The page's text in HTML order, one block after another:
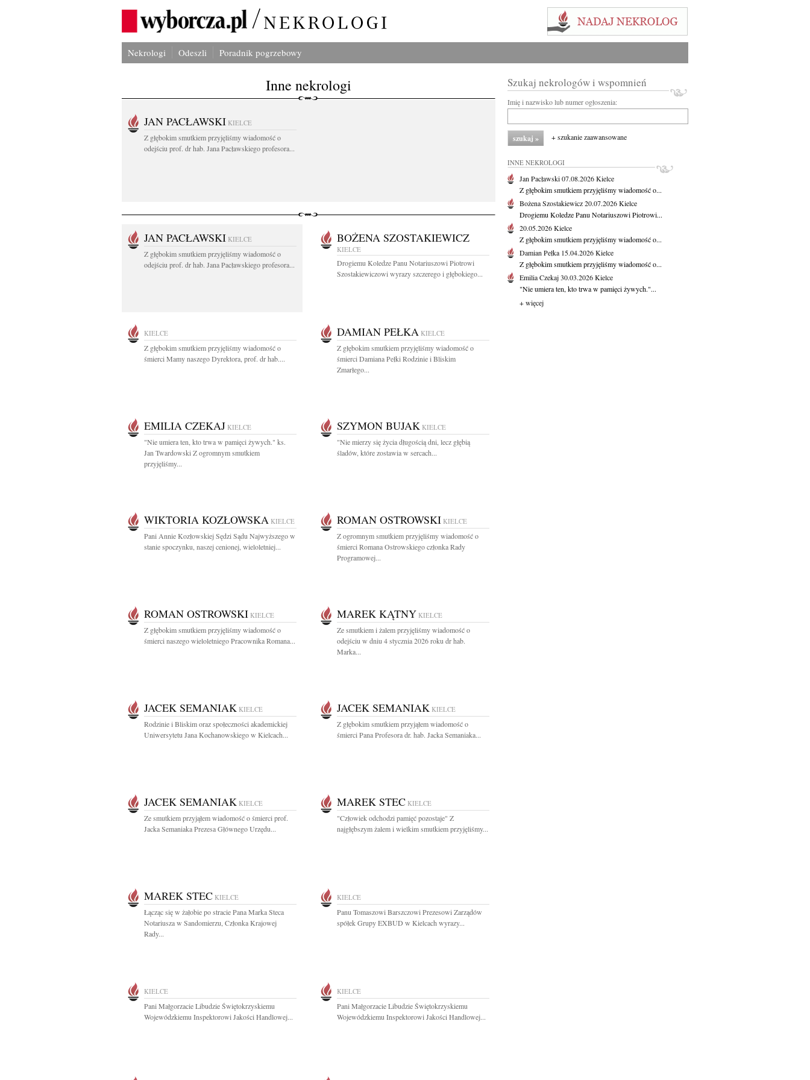
Nekrologi Odeszli Poradnik pogrzebowy
Inne nekrologi
JAN PACŁAWSKI KIELCE
Z głębokim smutkiem przyjęliśmy wiadomość o
odejściu prof. dr hab. Jana Pacławskiego profesora...
JAN PACŁAWSKI KIELCE
Z głębokim smutkiem przyjęliśmy wiadomość o
odejściu prof. dr hab. Jana Pacławskiego profesora...
BOŻENA SZOSTAKIEWICZ
KIELCE
Drogiemu Koledze Panu Notariuszowi Piotrowi
Szostakiewiczowi wyrazy szczerego i głębokiego...
KIELCE
Z głębokim smutkiem przyjęliśmy wiadomość o
śmierci Mamy naszego Dyrektora, prof. dr hab....
DAMIAN PEŁKA KIELCE
Z głębokim smutkiem przyjęliśmy wiadomość o
śmierci Damiana Pełki Rodzinie i Bliskim
Zmarłego...
EMILIA CZEKAJ KIELCE
"Nie umiera ten, kto trwa w pamięci żywych." ks.
Jan Twardowski Z ogromnym smutkiem
przyjęliśmy...
SZYMON BUJAK KIELCE
"Nie mierzy się życia długością dni, lecz głębią
śladów, które zostawia w sercach...
WIKTORIA KOZŁOWSKA KIELCE
Pani Annie Kozłowskiej Sędzi Sądu Najwyższego w
stanie spoczynku, naszej cenionej, wieloletniej...
ROMAN OSTROWSKI KIELCE
Z ogromnym smutkiem przyjęliśmy wiadomość o
śmierci Romana Ostrowskiego członka Rady
Programowej...
ROMAN OSTROWSKI KIELCE
Z głębokim smutkiem przyjęliśmy wiadomość o
śmierci naszego wieloletniego Pracownika Romana...
MAREK KĄTNY KIELCE
Ze smutkiem i żalem przyjęliśmy wiadomość o
odejściu w dniu 4 stycznia 2026 roku dr hab.
Marka...
JACEK SEMANIAK KIELCE
Rodzinie i Bliskim oraz społeczności akademickiej
Uniwersytetu Jana Kochanowskiego w Kielcach...
JACEK SEMANIAK KIELCE
Z głębokim smutkiem przyjąłem wiadomość o
śmierci Pana Profesora dr. hab. Jacka Semaniaka...
JACEK SEMANIAK KIELCE
Ze smutkiem przyjąłem wiadomość o śmierci prof.
Jacka Semaniaka Prezesa Głównego Urzędu...
MAREK STEC KIELCE
"Człowiek odchodzi pamięć pozostaje" Z
najgłębszym żalem i wielkim smutkiem przyjęliśmy...
MAREK STEC KIELCE
Łącząc się w żałobie po stracie Pana Marka Steca
Notariusza w Sandomierzu, Członka Krajowej
Rady...
KIELCE
Panu Tomaszowi Barszczowi Prezesowi Zarządów
spółek Grupy EXBUD w Kielcach wyrazy...
KIELCE
Pani Małgorzacie Libudzie Świętokrzyskiemu
Wojewódzkiemu Inspektorowi Jakości Handlowej...
KIELCE
Pani Małgorzacie Libudzie Świętokrzyskiemu
Wojewódzkiemu Inspektorowi Jakości Handlowej...
Szukaj nekrologów i wspomnień
Imię i nazwisko lub numer ogłoszenia:
+ szukanie zaawansowane
INNE NEKROLOGI
Jan Pacławski07.08.2026Kielce
Z głębokim smutkiem przyjęliśmy wiadomość o...
Bożena Szostakiewicz20.07.2026Kielce
Drogiemu Koledze Panu Notariuszowi Piotrowi...
20.05.2026Kielce
Z głębokim smutkiem przyjęliśmy wiadomość o...
Damian Pełka 15.04.2026Kielce
Z głębokim smutkiem przyjęliśmy wiadomość o...
Emilia Czekaj30.03.2026Kielce
"Nie umiera ten, kto trwa w pamięci żywych."...
+ więcej